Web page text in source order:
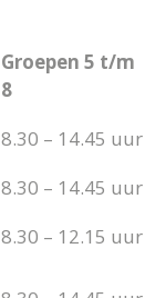
Groepen 5 t/m
8
8.30 – 14.45 uur
8.30 – 14.45 uur
8.30 – 12.15 uur